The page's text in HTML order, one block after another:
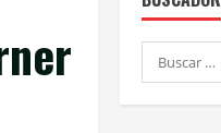
Buscar: